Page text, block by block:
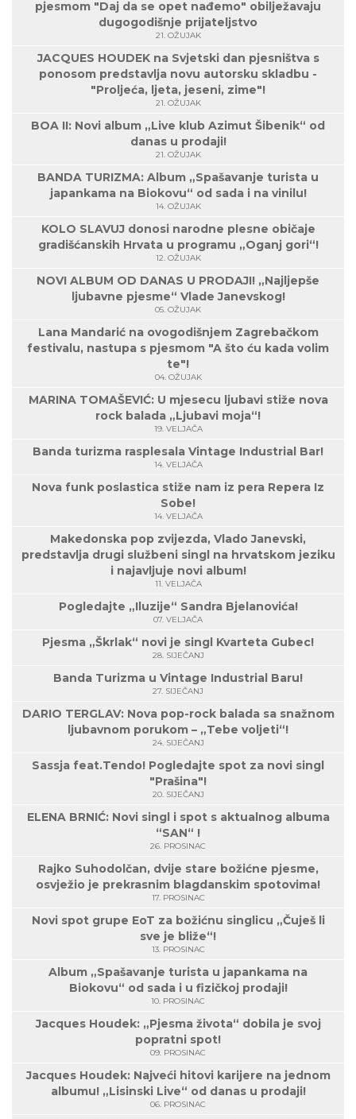
pjesmom "Daj da se opet nađemo" obilježavaju
dugogodišnje prijateljstvo
21. OŽUJAK
JACQUES HOUDEK na Svjetski dan pjesništva s
ponosom predstavlja novu autorsku skladbu -
"Proljeća, ljeta, jeseni, zime"!
21. OŽUJAK
BOA II: Novi album „Live klub Azimut Šibenik“ od
danas u prodaji!
21. OŽUJAK
BANDA TURIZMA: Album „Spašavanje turista u
japankama na Biokovu“ od sada i na vinilu!
14. OŽUJAK
KOLO SLAVUJ donosi narodne plesne običaje
gradišćanskih Hrvata u programu „Oganj gori“!
12. OŽUJAK
NOVI ALBUM OD DANAS U PRODAJI! „Najljepše
ljubavne pjesme“ Vlade Janevskog!
05. OŽUJAK
Lana Mandarić na ovogodišnjem Zagrebačkom
festivalu, nastupa s pjesmom "A što ću kada volim
te"!
04. OŽUJAK
MARINA TOMAŠEVIĆ: U mjesecu ljubavi stiže nova
rock balada „Ljubavi moja“!
19. VELJAČA
Banda turizma rasplesala Vintage Industrial Bar!
14. VELJAČA
Nova funk poslastica stiže nam iz pera Repera Iz
Sobe!
14. VELJAČA
Makedonska pop zvijezda, Vlado Janevski,
predstavlja drugi službeni singl na hrvatskom jeziku
i najavljuje novi album!
11. VELJAČA
Pogledajte „Iluzije“ Sandra Bjelanovića!
07. VELJAČA
Pjesma „Škrlak“ novi je singl Kvarteta Gubec!
28. SIJEČANJ
Banda Turizma u Vintage Industrial Baru!
27. SIJEČANJ
DARIO TERGLAV: Nova pop-rock balada sa snažnom
ljubavnom porukom – „Tebe voljeti“!
24. SIJEČANJ
Sassja feat.Tendo! Pogledajte spot za novi singl
"Prašina"!
20. SIJEČANJ
ELENA BRNIĆ: Novi singl i spot s aktualnog albuma
“SAN“ !
26. PROSINAC
Rajko Suhodolčan, dvije stare božićne pjesme,
osvježio je prekrasnim blagdanskim spotovima!
17. PROSINAC
Novi spot grupe EoT za božićnu singlicu „Čuješ li
sve je bliže“!
13. PROSINAC
Album „Spašavanje turista u japankama na
Biokovu“ od sada i u fizičkoj prodaji!
10. PROSINAC
Jacques Houdek: „Pjesma života“ dobila je svoj
popratni spot!
09. PROSINAC
Jacques Houdek: Najveći hitovi karijere na jednom
albumu! „Lisinski Live“ od danas u prodaji!
06. PROSINAC